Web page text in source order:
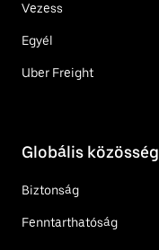
Vezess
Egyél
Uber Freight
Globális közösség
Biztonság
Fenntarthatóság